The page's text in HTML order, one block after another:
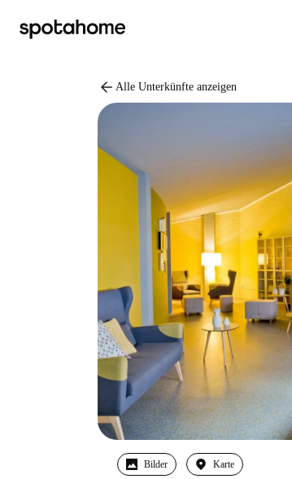
arrow_back Alle Unterkünfte anzeigen
Bilder Karte